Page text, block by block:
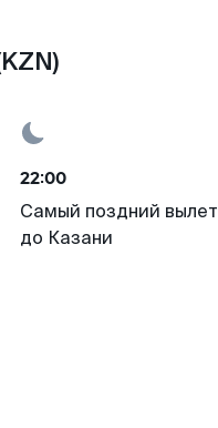
22:00
Самый поздний вылет
до Казани